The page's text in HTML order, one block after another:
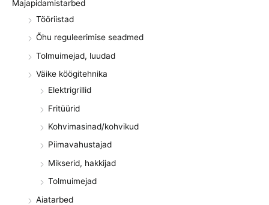
Majapidamistarbed
Tööriistad
Õhu reguleerimise seadmed
Tolmuimejad, luudad
Väike köögitehnika
Elektrigrillid
Fritüürid
Kohvimasinad/kohvikud
Piimavahustajad
Mikserid, hakkijad
Tolmuimejad
Aiatarbed